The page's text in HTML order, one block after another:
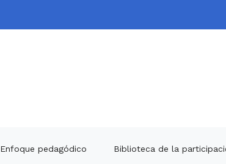
Enfoque pedagódico Biblioteca de la